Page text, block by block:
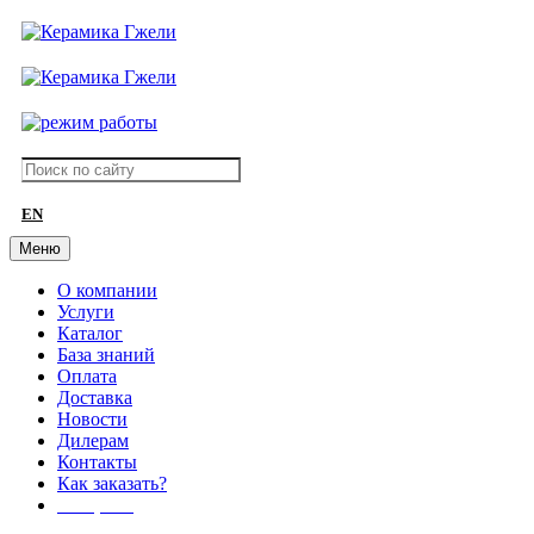
EN
Меню
О компании
Услуги
Каталог
База знаний
Оплата
Доставка
Новости
Дилерам
Контакты
Как заказать?